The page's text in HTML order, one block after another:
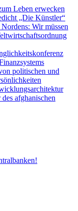
Leben erwecken
„Die Künstler“
Wir müssen
politischen und
afghanischen